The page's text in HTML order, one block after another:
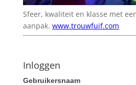
Sfeer, kwaliteit en klasse met
aanpak. www.trouwfuif.com
Inloggen
Gebruikersnaam